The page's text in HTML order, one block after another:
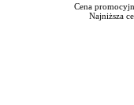
Cena
Najniższa